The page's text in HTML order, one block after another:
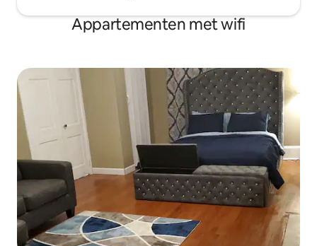
Appartementen met wifi